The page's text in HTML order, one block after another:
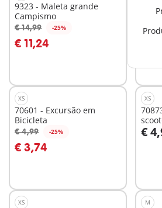
9323 - Maleta grande
Campismo
€ 14,99 -25%
€ 11,24
Ao carrinho €
XS
70601 - Excursão em
Bicicleta
€ 4,99 -25%
€ 3,74
Ao carrinho
XS
€
XS M